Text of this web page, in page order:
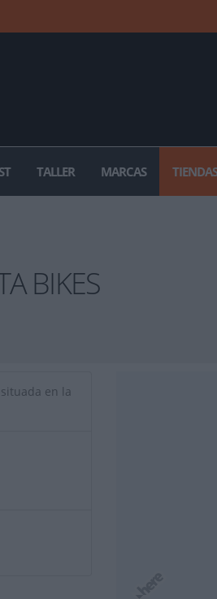
TALLER MARCAS TIENDAS
BIKES
en la